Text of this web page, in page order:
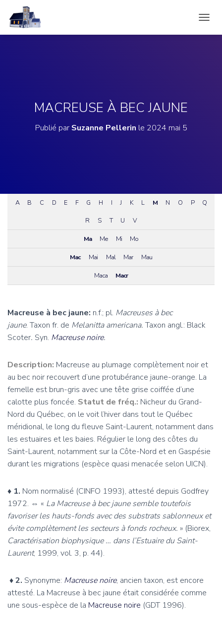
É
N
MACREUSE À BEC JAUNE
Publié par Suzanne Pellerin le 2024 mai 5
A B C D E F G H I J K L M N O P Q
R S T U V
Ma Me Mi Mo
Mac Mai Mal Mar Mau
Maca Macr
Macreuse à bec jaune: n.f.; pl. Macreuses à bec
jaune. Taxon fr. de Melanitta americana.Taxon angl.: Black
Scoter. Syn. Macreuse noire.
Description: Macreuse au plumage complètement noir et
au bec noir recouvert d’une protubérance jaune-orange. La
femelle est brun-gris avec une tête grise coiffée d’une
calotte plus foncée. Statut de fréq.: Nicheur du Grand-
Nord du Québec, on le voit l’hiver dans tout le Québec
méridional, le long du fleuve Saint-Laurent, notamment dans
les estuaires et les baies. Régulier le long des côtes du
Saint-Laurent, notamment sur la Côte-Nord et en Gaspésie
durant les migrations (espèce quasi menacée selon UICN).
♦ 1. Nom normalisé (CINFO 1993), attesté depuis Godfrey
1972. ⇔ « La Macreuse à bec jaune semble toutefois
favoriser les hauts-fonds avec des substrats sablonneux et
évite complètement les secteurs à fonds rocheux. » (Biorex,
Caractérisation biophysique … dans l’Estuaire du Saint-
Laurent, 1999, vol. 3, p. 44).
♦2. Synonyme: Macreuse noire, ancien taxon, est encore
attesté. La Macreuse à bec jaune était considérée comme
une sous-espèce de la Macreuse noire (GDT 1996).